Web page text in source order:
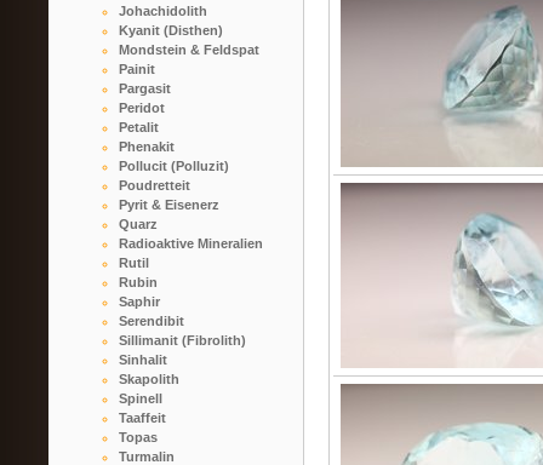
Johachidolith
Kyanit (Disthen)
Mondstein & Feldspat
Painit
Pargasit
Peridot
Petalit
Phenakit
Pollucit (Polluzit)
Poudretteit
Pyrit & Eisenerz
Quarz
Radioaktive Mineralien
Rutil
Rubin
Saphir
Serendibit
Sillimanit (Fibrolith)
Sinhalit
Skapolith
Spinell
Taaffeit
Topas
Turmalin